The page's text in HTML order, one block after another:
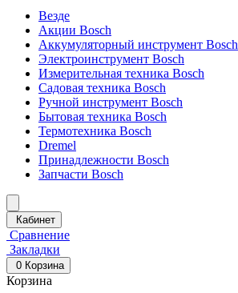
Везде
Акции Bosch
Аккумуляторный инструмент Bosch
Электроинструмент Bosch
Измерительная техника Bosch
Садовая техника Bosch
Ручной инструмент Bosch
Бытовая техника Bosch
Термотехника Bosch
Dremel
Принадлежности Bosch
Запчасти Bosch
Кабинет
Сравнение
Закладки
0 Корзина
Корзина